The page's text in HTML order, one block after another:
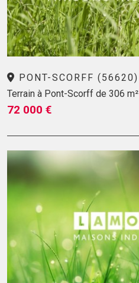
PONT-SCORFF (56620)
Terrain à Pont-Scorff de 306 m²
72 000 €